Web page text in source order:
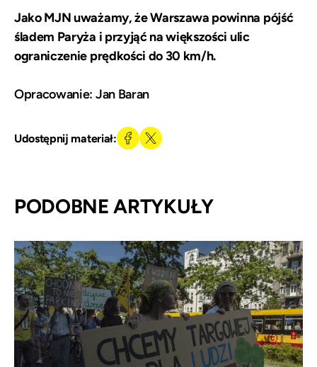
Jako MJN uważamy, że Warszawa powinna pójść
śladem Paryża i przyjąć na większości ulic
ograniczenie prędkości do 30 km/h.
Opracowanie: Jan Baran
Udostępnij materiał:
PODOBNE ARTYKUŁY